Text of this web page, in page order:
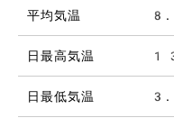
平均気温
日最高気温
日最低気温